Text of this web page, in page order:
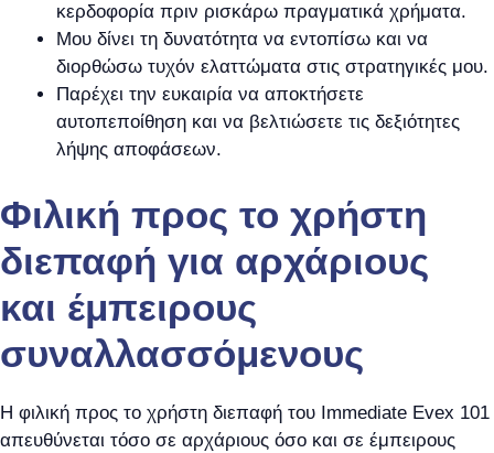
κερδοφορία πριν ρισκάρω πραγματικά χρήματα.
Μου δίνει τη δυνατότητα να εντοπίσω και να
διορθώσω τυχόν ελαττώματα στις στρατηγικές μου.
Παρέχει την ευκαιρία να αποκτήσετε
αυτοπεποίθηση και να βελτιώσετε τις δεξιότητες
λήψης αποφάσεων.
Φιλική προς το χρήστη
διεπαφή για αρχάριους
και έμπειρους
συναλλασσόμενους
Η φιλική προς το χρήστη διεπαφή του Immediate Evex 101
απευθύνεται τόσο σε αρχάριους όσο και σε έμπειρους